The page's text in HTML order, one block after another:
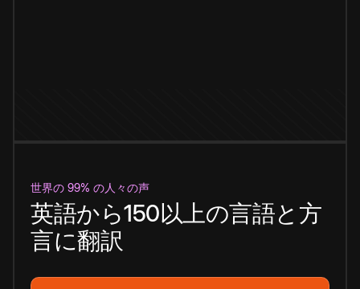
世界の 99% の人々の声
英語から150以上の言語と方
言に翻訳